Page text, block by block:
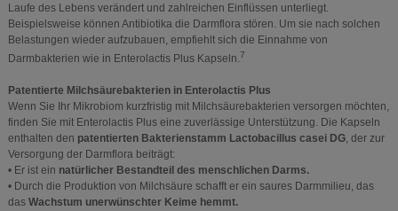
Laufe des Lebens verändert und zahlreichen Einflüssen unterliegt.
Beispielsweise können Antibiotika die Darmflora stören. Um sie nach solchen
Belastungen wieder aufzubauen, empfiehlt sich die Einnahme von
Darmbakterien wie in Enterolactis Plus Kapseln.7
Patentierte Milchsäurebakterien in Enterolactis Plus
Wenn Sie Ihr Mikrobiom kurzfristig mit Milchsäurebakterien versorgen möchten,
finden Sie mit Enterolactis Plus eine zuverlässige Unterstützung. Die Kapseln
enthalten den patentierten Bakterienstamm Lactobacillus casei DG, der zur
Versorgung der Darmflora beiträgt:
• Er ist ein natürlicher Bestandteil des menschlichen Darms.
• Durch die Produktion von Milchsäure schafft er ein saures Darmmilieu, das
das Wachstum unerwünschter Keime hemmt.